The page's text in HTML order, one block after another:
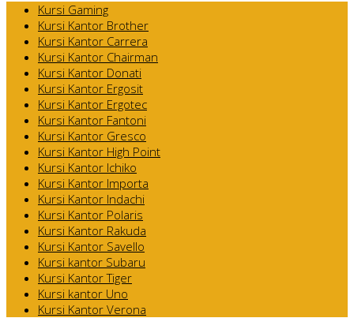
Kursi Gaming
Kursi Kantor Brother
Kursi Kantor Carrera
Kursi Kantor Chairman
Kursi Kantor Donati
Kursi Kantor Ergosit
Kursi Kantor Ergotec
Kursi Kantor Fantoni
Kursi Kantor Gresco
Kursi Kantor High Point
Kursi Kantor Ichiko
Kursi Kantor Importa
Kursi Kantor Indachi
Kursi Kantor Polaris
Kursi Kantor Rakuda
Kursi Kantor Savello
Kursi kantor Subaru
Kursi Kantor Tiger
Kursi kantor Uno
Kursi Kantor Verona